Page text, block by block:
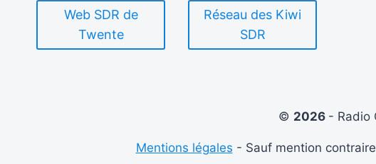
Web SDR de
Twente
Réseau des Kiwi
SDR
© 2026 - Radio
Mentions légales - Sauf mention